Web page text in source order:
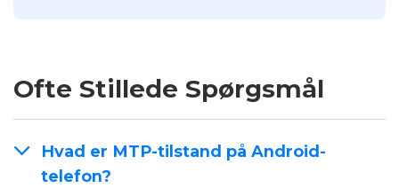
Ofte Stillede Spørgsmål
Hvad er MTP-tilstand på Android-
telefon?